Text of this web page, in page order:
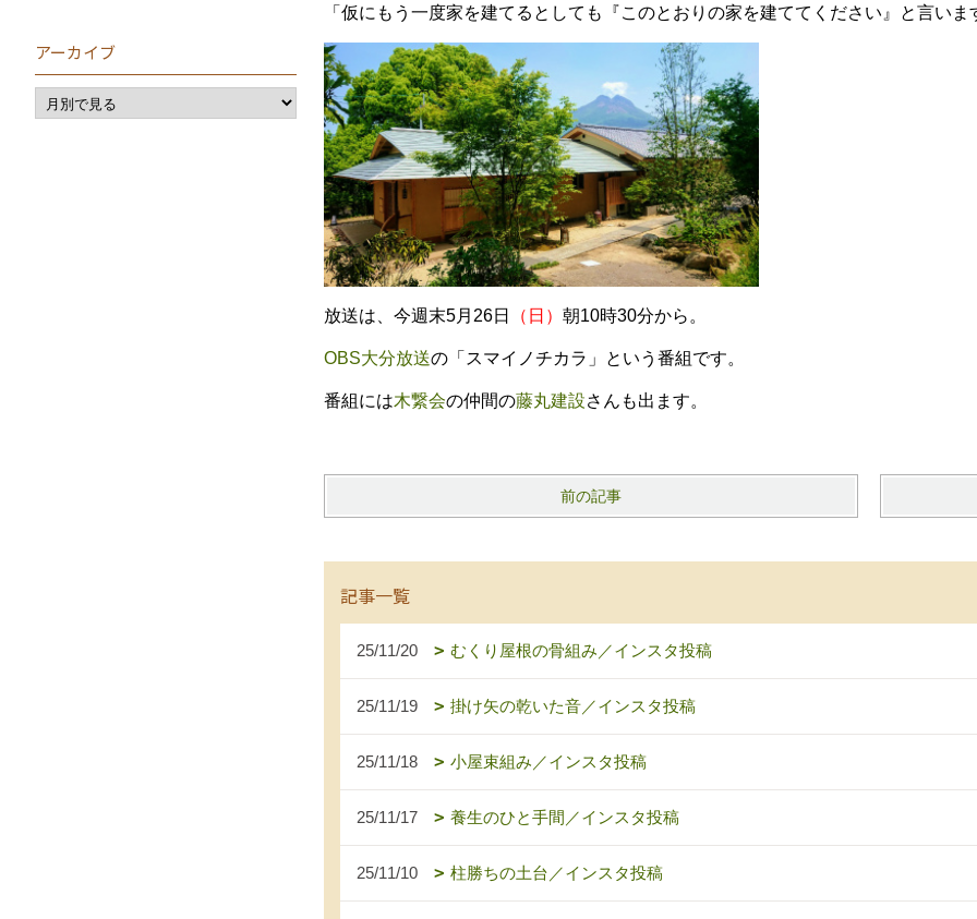
「仮にもう一度家を建てるとしても『このとおりの家を建ててください』と言い
放送は、今週末5月26日 （日） 朝10時30分から。
OBS大分放送の「スマイノチカラ」という番組です。
番組には木繋会の仲間の藤丸建設さんも出ます。
前の記事
記事一覧
25/11/20 むくり屋根の骨組み／インスタ投稿
25/11/19 掛け矢の乾いた音／インスタ投稿
25/11/18 小屋束組み／インスタ投稿
25/11/17 養生のひと手間／インスタ投稿
25/11/10 柱勝ちの土台／インスタ投稿
アーカイブ